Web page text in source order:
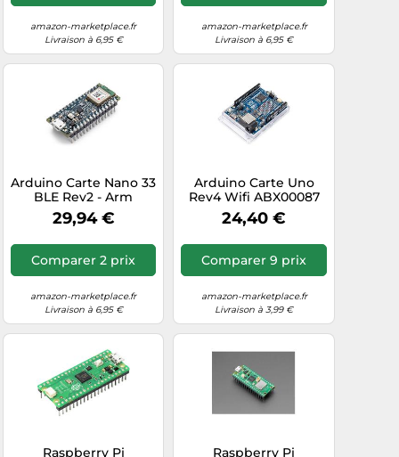
amazon-marketplace.fr
Livraison à 6,95 €
amazon-marketplace.fr
Livraison à 6,95 €
Arduino Carte Nano 33
BLE Rev2 - Arm
Cortex-M4, Bluetooth
LE - avec headers
29,94 €
Comparer 2 prix
amazon-marketplace.fr
Livraison à 6,95 €
Arduino Carte Uno
Rev4 Wifi ABX00087
24,40 €
Comparer 9 prix
amazon-marketplace.fr
Livraison à 3,99 €
Raspberry Pi
Raspberry Pi